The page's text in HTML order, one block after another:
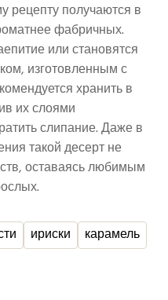
получаются в
фабричных.
или становятся
изготовленным с
хранить в
их слоями
слипание. Даже в
такой десерт не
оставаясь любимым
ириски
карамель